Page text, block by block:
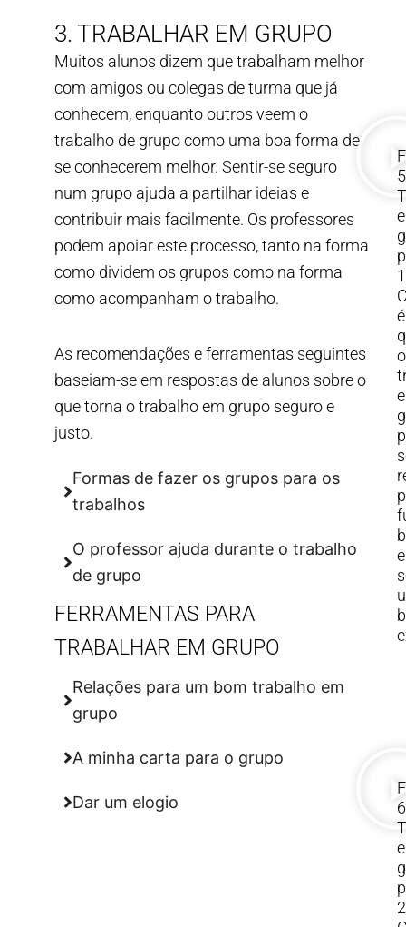
3. TRABALHAR EM GRUPO
Muitos alunos dizem que trabalham melhor
com amigos ou colegas de turma que já
conhecem, enquanto outros veem o
trabalho de grupo como uma boa forma de
se conhecerem melhor. Sentir-se seguro
num grupo ajuda a partilhar ideias e
contribuir mais facilmente. Os professores
podem apoiar este processo, tanto na forma
como dividem os grupos como na forma
como acompanham o trabalho.
As recomendações e ferramentas seguintes
baseiam-se em respostas de alunos sobre o
que torna o trabalho em grupo seguro e
justo.
Formas de fazer os grupos para os
trabalhos
O professor ajuda durante o trabalho
de grupo
FERRAMENTAS PARA
TRABALHAR EM GRUPO
Relações para um bom trabalho em
grupo
A minha carta para o grupo
Dar um elogio
5
é
o
e
6